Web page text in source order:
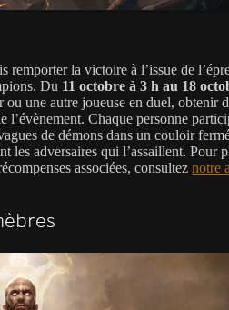
remporter la victoire à l’issue de
Du 11 octobre à 3 h au 18
une autre joueuse en duel, obtenir
l’évènement. Chaque personne
de démons dans un couloir
les adversaires qui l’assaillent. Pour
associées, consultez notre